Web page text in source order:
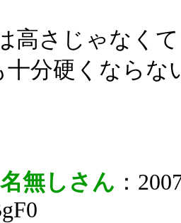
高さじゃなく
十分硬くならな
無しさん ：